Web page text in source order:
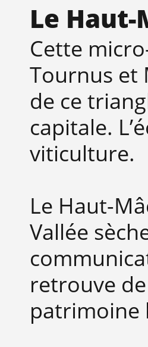
Le
Cette
Tournus et
de ce
capitale.
viticulture.
Le Haut-
Vallée
retrouve
patrimoine